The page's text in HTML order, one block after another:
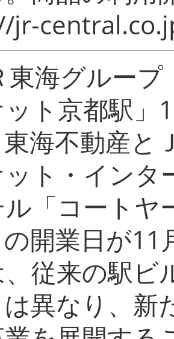
jr-
東海グルー
ト京都駅」
海不動産と
ト・インタ
「コートヤ
開業日が11
従来の駅ビ
異なり、新